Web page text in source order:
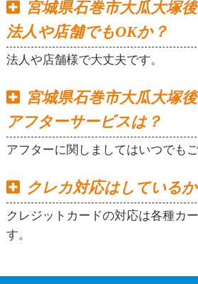
宮城県石巻市大瓜大塚
法人や店舗でもOKか？
法人や店舗様で大丈夫です。
宮城県石巻市大瓜大塚
アフターサービスは？
アフターに関しましてはいつでも
クレカ対応はしている
クレジットカードの対応は各種カ
す。